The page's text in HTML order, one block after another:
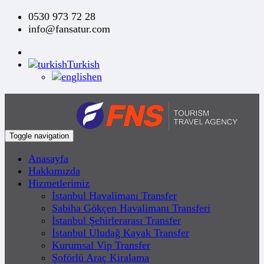
0530 973 72 28
info@fansatur.com
Turkish
en
Toggle navigation
Anasayfa
Hakkımızda
Hizmetlerimiz
İstanbul Havalimanı Transfer
Sabiha Gökçen Havalimanı Transferi
İstanbul Şehirlerarası Transfer
İstanbul Uludağ Kayak Transfer
Kurumsal Vip Transfer
Şoförlü Araç Kiralama